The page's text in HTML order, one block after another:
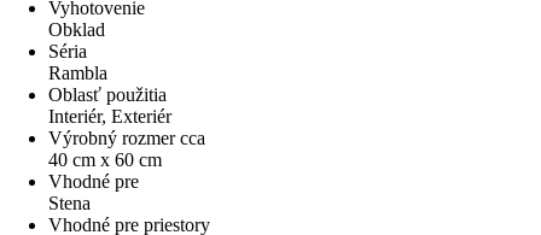
Vyhotovenie
Obklad
Séria
Rambla
Oblasť použitia
Interiér, Exteriér
Výrobný rozmer cca
40 cm x 60 cm
Vhodné pre
Stena
Vhodné pre priestory